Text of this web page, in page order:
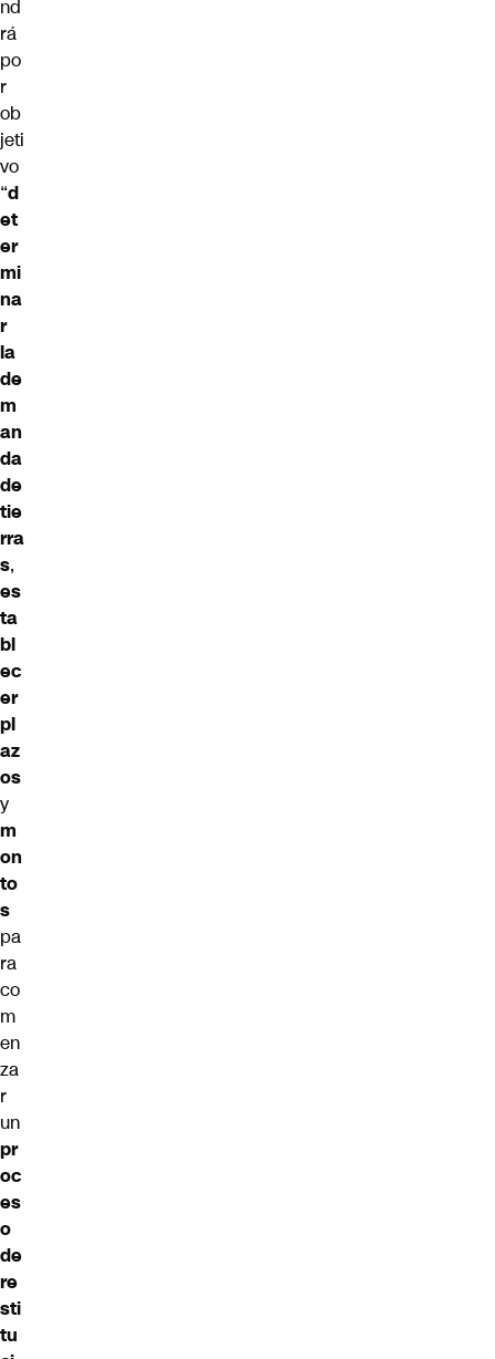
nd
rá
po
r
ob
jeti
vo
“d
et
er
mi
na
r
la
de
m
an
da
de
tie
rra
s,
es
ta
bl
ec
er
pl
az
os
y
m
on
to
s
pa
ra
co
m
en
za
r
un
pr
oc
es
o
de
re
sti
tu